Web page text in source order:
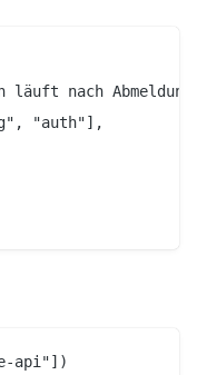
läuft nach
"auth"],